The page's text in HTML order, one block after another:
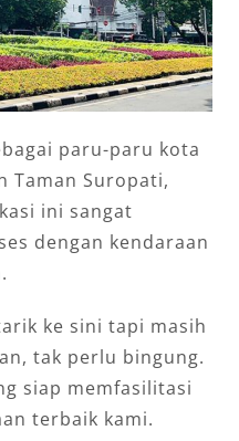
paru-paru kota
Taman Suropati,
ini sangat
dengan kendaraan
ke sini tapi masih
tak perlu bingung.
siap memfasilitasi
terbaik kami.